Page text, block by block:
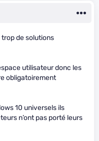
trop de solutions
utilisateur donc les
obligatoirement
10 universels ils
n’ont pas porté leurs